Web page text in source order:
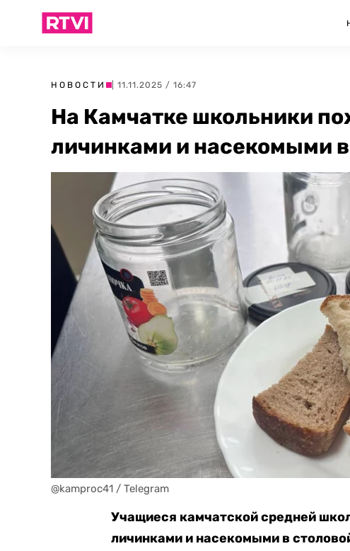
НОВОСТИ | 11.11.2025 / 16:47
На Камчатке школьники
личинками и насекомыми
@kamproc41 / Telegram
Учащиеся камчатской средней
личинками и насекомыми в